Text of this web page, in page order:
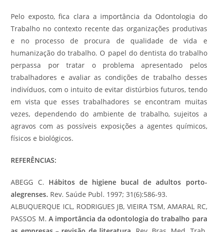
Pelo exposto, fica clara a importância da Odontologia do
Trabalho no contexto recente das organizações produtivas
e no processo de procura de qualidade de vida e
humanização do trabalho. O papel do dentista do trabalho
perpassa por tratar o problema apresentado pelos
trabalhadores e avaliar as condições de trabalho desses
indivíduos, com o intuito de evitar distúrbios futuros, tendo
em vista que esses trabalhadores se encontram muitas
vezes, dependendo do ambiente de trabalho, sujeitos a
agravos com as possíveis exposições a agentes químicos,
físicos e biológicos.
REFERÊNCIAS:
ABEGG C. Hábitos de higiene bucal de adultos porto-
alegrenses. Rev. Saúde Publ. 1997; 31(6):586-93.
ALBUQUERQUE ICL, RODRIGUES JB, VIEIRA TSM, AMARAL RC,
PASSOS M. A importância da odontologia do trabalho para